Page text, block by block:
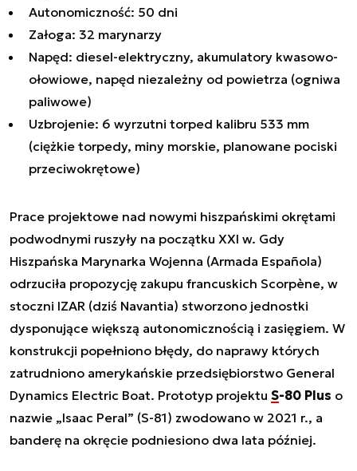
Autonomiczność: 50 dni
Załoga: 32 marynarzy
Napęd: diesel-elektryczny, akumulatory kwasowo-
ołowiowe, napęd niezależny od powietrza (ogniwa
paliwowe)
Uzbrojenie: 6 wyrzutni torped kalibru 533 mm
(ciężkie torpedy, miny morskie, planowane pociski
przeciwokrętowe)
Prace projektowe nad nowymi hiszpańskimi okrętami
podwodnymi ruszyły na początku XXI w. Gdy
Hiszpańska Marynarka Wojenna (Armada Española)
odrzuciła propozycję zakupu francuskich Scorpène, w
stoczni IZAR (dziś Navantia) stworzono jednostki
dysponujące większą autonomicznością i zasięgiem. W
konstrukcji popełniono błędy, do naprawy których
zatrudniono amerykańskie przedsiębiorstwo General
Dynamics Electric Boat. Prototyp projektu S-80 Plus o
nazwie „Isaac Peral” (S-81) zwodowano w 2021 r., a
banderę na okręcie podniesiono dwa lata później.